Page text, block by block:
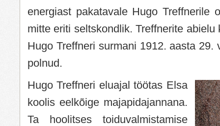
energiast pakatavale Hugo Treffnerile
mitte eriti seltskondlik. Treffnerite
Hugo Treffneri surmani 1912. aasta 29.
polnud.
Hugo Treffneri eluajal töötas Elsa
koolis eelkõige majapidajannana.
Ta hoolitses toiduvalmistamise